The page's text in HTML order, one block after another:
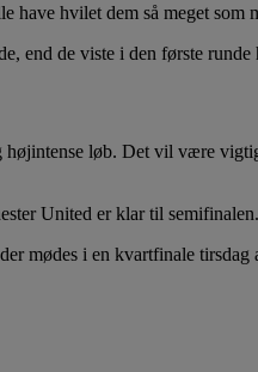
have hvilet dem så meget
end de viste i den første
løb. Det vil være
United er klar til semifinalen.
mødes i en kvartfinale